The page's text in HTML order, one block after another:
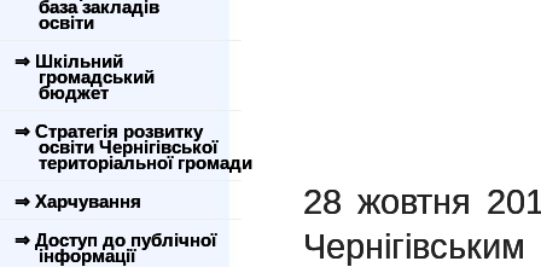
база закладів
освіти
⇒ Шкільний
громадський
бюджет
⇒ Стратегія розвитку
освіти Чернігівської
територіальної громади
⇒ Харчування
⇒ Доступ до публічної
інформації
28 жовтня